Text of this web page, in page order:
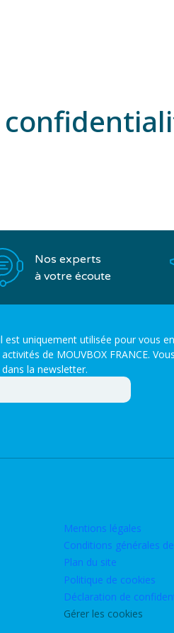
Nos experts
à votre écoute
est uniquement utilisée pour vous
de MOUVBOX FRANCE.
la newsletter.
Mentions légales
Conditions générales
Plan du site
Politique de cookies
Déclaration de
Gérer les cookies